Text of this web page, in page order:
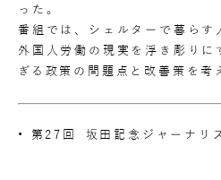
った。
番組では、シェルターで暮らす
外国人労働の現実を浮き彫りに
ぎる政策の問題点と改善策を考
• 第27回 坂田記念ジャーナリ